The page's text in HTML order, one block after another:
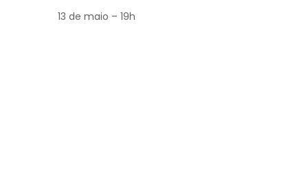
13 de maio – 19h